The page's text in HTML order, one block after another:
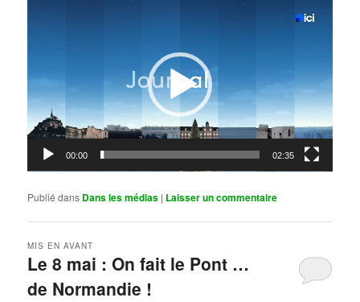
00:00 02:35
Publié dans Dans les médias | Laisser un commentaire
Le 8 mai : On fait le Pont …
de Normandie !
MIS EN AVANT